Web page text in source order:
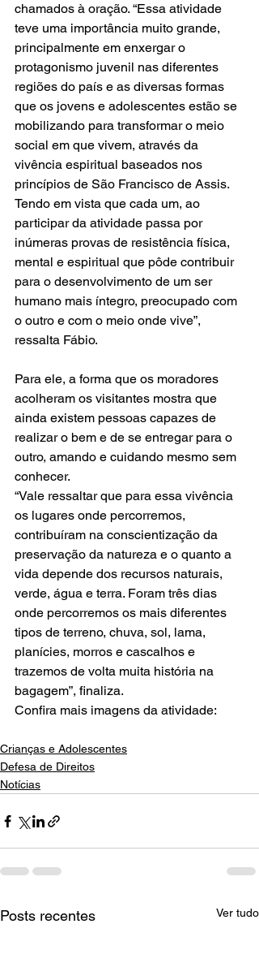
chamados à oração. “Essa atividade
teve uma importância muito grande,
principalmente em enxergar o
protagonismo juvenil nas diferentes
regiões do país e as diversas formas
que os jovens e adolescentes estão se
mobilizando para transformar o meio
social em que vivem, através da
vivência espiritual baseados nos
princípios de São Francisco de Assis.
Tendo em vista que cada um, ao
participar da atividade passa por
inúmeras provas de resistência física,
mental e espiritual que pôde contribuir
para o desenvolvimento de um ser
humano mais íntegro, preocupado com
o outro e com o meio onde vive”,
ressalta Fábio.
Para ele, a forma que os moradores
acolheram os visitantes mostra que
ainda existem pessoas capazes de
realizar o bem e de se entregar para o
outro, amando e cuidando mesmo sem
conhecer.
“Vale ressaltar que para essa vivência
os lugares onde percorremos,
contribuíram na conscientização da
preservação da natureza e o quanto a
vida depende dos recursos naturais,
verde, água e terra. Foram três dias
onde percorremos os mais diferentes
tipos de terreno, chuva, sol, lama,
planícies, morros e cascalhos e
trazemos de volta muita história na
bagagem”, finaliza.
Confira mais imagens da atividade:
Crianças e Adolescentes
Defesa de Direitos
Notícias
Posts recentes Ver tudo